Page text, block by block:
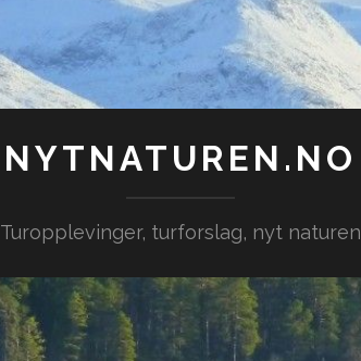
NYTNATUREN.NO
Turopplevinger, turforslag, nyt naturen